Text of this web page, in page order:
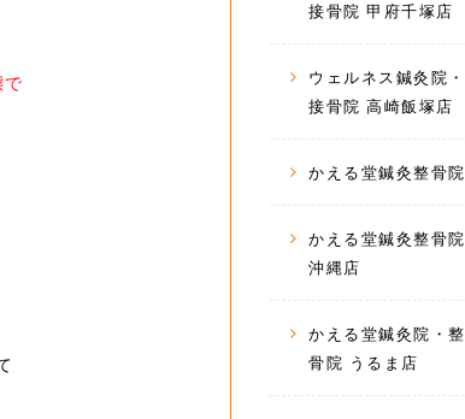
接骨院 甲府千塚店
ウェルネス鍼灸院・
接骨院 高崎飯塚店
かえる堂鍼灸整骨院
かえる堂鍼灸整骨院
沖縄店
かえる堂鍼灸院・整
骨院 うるま店